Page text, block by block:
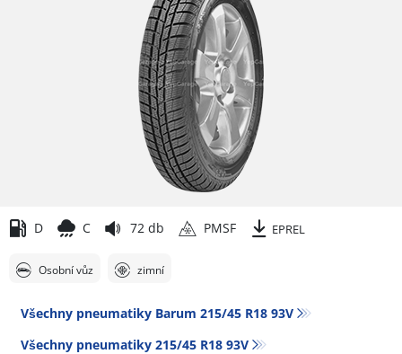
D C 72 db PMSF EPREL
Osobní vůz zimní
Všechny pneumatiky Barum 215/45 R18 93V
Všechny pneumatiky‎ 215/45 R18 93V